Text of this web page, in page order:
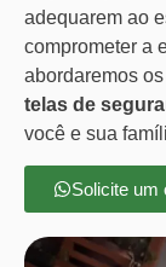
adequarem ao
comprometer a
abordaremos
telas de
você e sua
Solicite um